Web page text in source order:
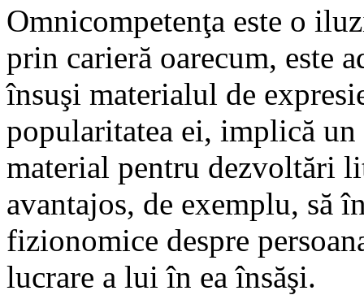
Omnicompetenţa este o
prin carieră oarecum, este
însuşi materialul de
popularitatea ei, implică
material pentru dezvoltări
avantajos, de exemplu, să
fizionomice despre
lucrare a lui în ea însăşi.